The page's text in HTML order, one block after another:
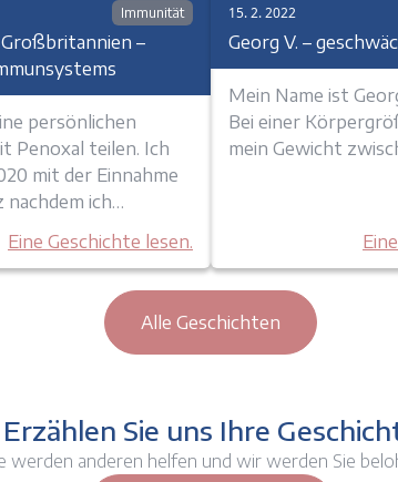
Immunität
–
persönlichen
Penoxal teilen. Ich
mit der Einnahme
nachdem ich…
Eine Geschichte lesen.
15. 2. 2022
Georg V. –
Mein Name ist
Bei einer
mein Gewicht
Alle Geschichten
Erzählen Sie uns Ihre
werden anderen helfen und wir werden Sie